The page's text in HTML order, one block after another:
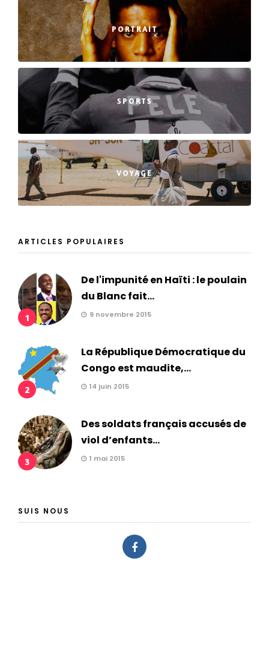
PORTRAIT
SPORTS
VOYAGE
ARTICLES POPULAIRES
1
De l'impunité en Haïti : le poulain
du Blanc fait...
9 novembre 2015
2
La République Démocratique du
Congo est maudite,...
14 juin 2015
3
Des soldats français accusés de
viol d’enfants...
1 mai 2015
SUIS NOUS